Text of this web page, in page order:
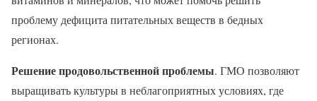
проблему дефицита питательных веществ в бедных
регионах.
Решение продовольственной проблемы. ГМО позволяют
выращивать культуры в неблагоприятных условиях, где